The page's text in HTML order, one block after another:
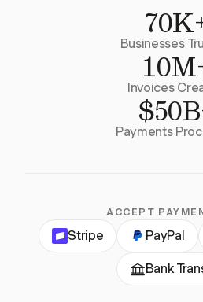
Businesses
Invoices
Payments
ACCEPT
Stripe PayPal
Bank